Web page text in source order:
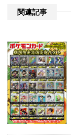
関連記事